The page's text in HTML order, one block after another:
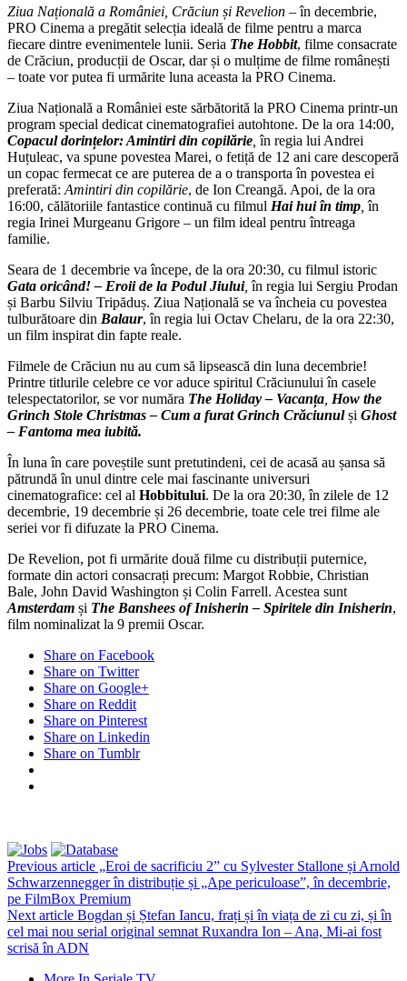
Ziua Națională a României, Crăciun și Revelion – în decembrie,
PRO Cinema a pregătit selecția ideală de filme pentru a marca
fiecare dintre evenimentele lunii. Seria The Hobbit, filme consacrate
de Crăciun, producții de Oscar, dar și o mulțime de filme românești
– toate vor putea fi urmărite luna aceasta la PRO Cinema.
Ziua Națională a României este sărbătorită la PRO Cinema printr-un
program special dedicat cinematografiei autohtone. De la ora 14:00,
Copacul dorințelor: Amintiri din copilărie ,în regia lui Andrei
Huțuleac, va spune povestea Marei, o fetiță de 12 ani care descoperă
un copac fermecat ce are puterea de a o transporta în povestea ei
preferată: Amintiri din copilărie, de Ion Creangă. Apoi, de la ora
16:00, călătoriile fantastice continuă cu filmul Hai hui în timp în
regia Irinei Murgeanu Grigore – un film ideal pentru întreaga
familie.
Seara de 1 decembrie va începe, de la ora 20:30, cu filmul istoric
Gata oricând! – Eroii de la Podul Jiului,în regia lui Sergiu Prodan
și Barbu Silviu Tripăduș. Ziua Națională se va încheia cu povestea
tulburătoare din Balaur, în regia lui Octav Chelaru, de la ora 22:30,
un film inspirat din fapte reale.
Filmele de Crăciun nu au cum să lipsească din luna decembrie!
Printre titlurile celebre ce vor aduce spiritul Crăciunului în casele
telespectatorilor, se vor număra The Holiday – Vacanța How the
Grinch Stole Christmas – Cum a furat Grinch Crăciunul și Ghost
– Fantoma mea iubită.
În luna în care poveștile sunt pretutindeni, cei de acasă au șansa să
pătrundă în unul dintre cele mai fascinante universuri
cinematografice: cel al Hobbitului. De la ora 20:30, în zilele de 12
decembrie, 19 decembrie și 26 decembrie, toate cele trei filme ale
seriei vor fi difuzate la PRO Cinema.
De Revelion, pot fi urmărite două filme cu distribuții puternice,
formate din actori consacrați precum: Margot Robbie, Christian
Bale, John David Washington și Colin Farrell. Acestea sunt
Amsterdam și The Banshees of Inisherin – Spiritele din Inisherin,
film nominalizat la 9 premii Oscar.
Share on Facebook
Share on Twitter
Share on Google+
Share on Reddit
Share on Pinterest
Share on Linkedin
Share on Tumblr
Previous article „Eroi de sacrificiu 2” cu Sylvester Stallone și Arnold
Schwarzennegger în distribuție și „Ape periculoase”, în decembrie,
pe FilmBox Premium
Next article Bogdan și Ștefan Iancu, frați și în viața de zi cu zi, și în
cel mai nou serial original semnat Ruxandra Ion – Ana, Mi-ai fost
scrisă în ADN